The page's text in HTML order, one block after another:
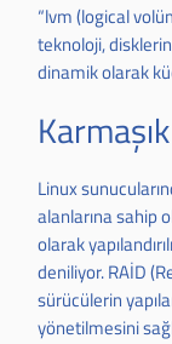
“lvm (logical
teknoloji,
dinamik olarak
Linux
alanlarına sahip
olarak
deniliyor. RAİD
sürücülerin
yönetilmesini